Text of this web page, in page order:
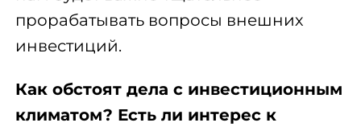
прорабатывать вопросы внешних
инвестиций.
Как обстоят дела с инвестиционным
климатом? Есть ли интерес к